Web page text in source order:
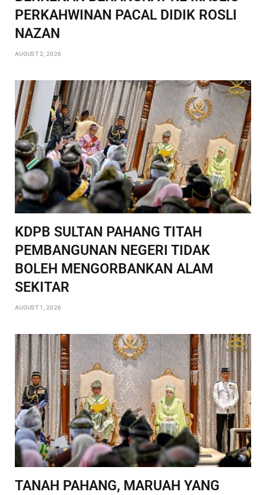
PERKAHWINAN PACAL DIDIK ROSLI
NAZAN
AUGUST 2, 2026
KDPB SULTAN PAHANG TITAH
PEMBANGUNAN NEGERI TIDAK
BOLEH MENGORBANKAN ALAM
SEKITAR
AUGUST 1, 2026
TANAH PAHANG, MARUAH YANG